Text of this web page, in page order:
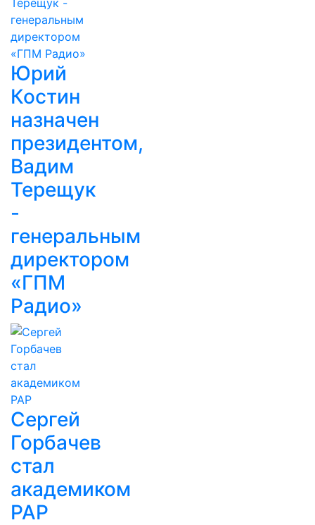
Юрий
Костин
назначен
президентом,
Вадим
Терещук
-
генеральным
директором
«ГПМ
Радио»
Сергей
Горбачев
стал
академиком
РАР